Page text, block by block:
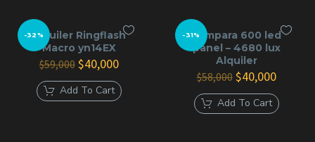
-32%Alquiler Ringflash
Macro yn14EX
$59,000 El
precio
original
era:
$40,000El
actual
es:
Add To Cart
-31%Lampara 600 led
panel – 4680 lux
Alquiler
$58,000 El
precio
original
era:
$40,000El
actual
es:
Add To Cart